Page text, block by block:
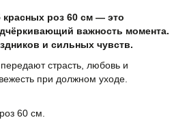
красных роз 60 см — это
важность момента.
и сильных чувств.
страсть, любовь и
при должном уходе.
60 см.